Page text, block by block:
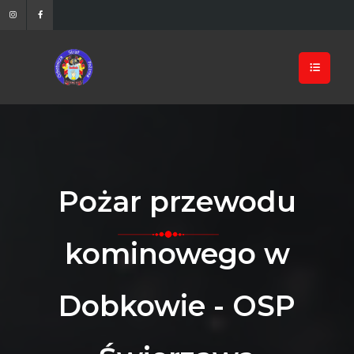
Pożar przewodu
kominowego w
Dobkowie - OSP